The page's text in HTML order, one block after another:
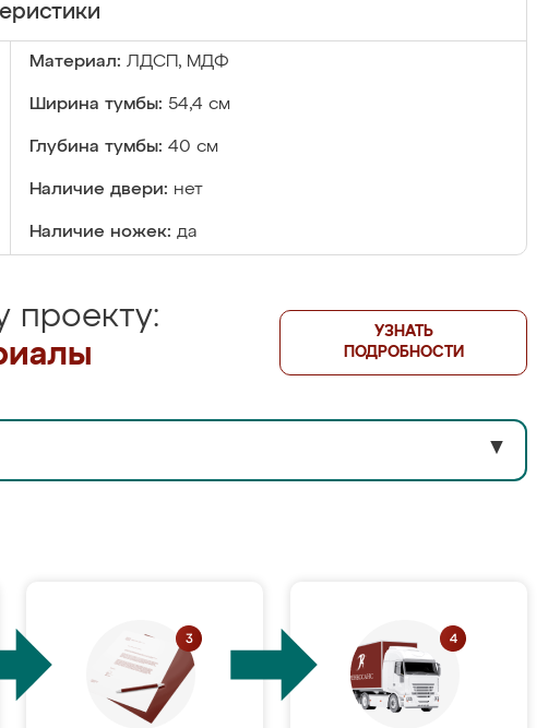
Материал: ЛДСП, МДФ
Ширина тумбы: 54,4 см
Глубина тумбы: 40 см
Наличие двери: нет
Наличие ножек: да
проекту:
УЗНАТЬ
ПОДРОБНОСТИ
▼